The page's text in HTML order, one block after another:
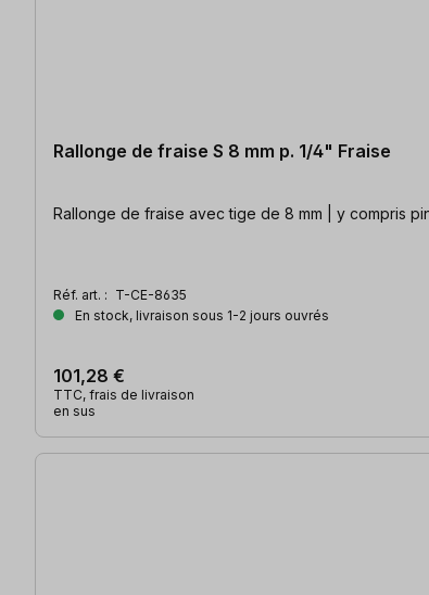
Rallonge de fraise S 8 mm p. 1/4" Fraise
Rallonge de fraise avec tige de 8 mm | y compris
Réf. art. : T-CE-8635
En stock, livraison sous 1-2 jours ouvrés
101,28 €
TTC, frais de livraison
en sus